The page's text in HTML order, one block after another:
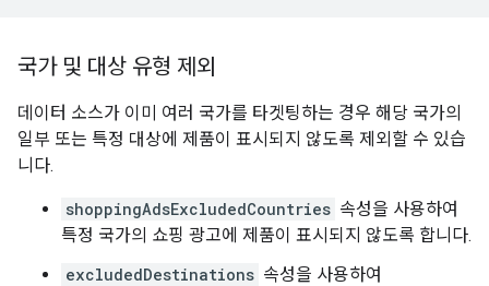
국가 및 대상 유형 제외
데이터 소스가 이미 여러 국가를 타겟팅하는 경우 해당 국가의
일부 또는 특정 대상에 제품이 표시되지 않도록 제외할 수 있습
니다.
shoppingAdsExcludedCountries 속성을 사용하여
특정 국가의 쇼핑 광고에 제품이 표시되지 않도록 합니다.
excludedDestinations 속성을 사용하여